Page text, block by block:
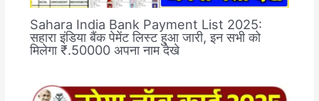
Sahara India Bank Payment List 2025:
सहारा इंडिया बैंक पेमेंट लिस्ट हुआ जारी, इन सभी को
मिलेगा ₹.50000 अपना नाम देखे